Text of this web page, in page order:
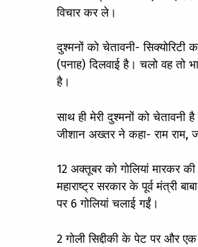
विचार कर ले।
दुश्मनों को चेतावनी-
(पनाह) दिलवाई है। चलो वह तो
है।
साथ ही मेरी दुश्मनों को
जीशान अख्तर ने कहा- राम
12 अक्तूबर को गोलियां मारकर
महाराष्ट्र सरकार के पूर्व मंत्री
पर 6 गोलियां चलाई गईं।
2 गोली सिद्दीकी के पेट पर और